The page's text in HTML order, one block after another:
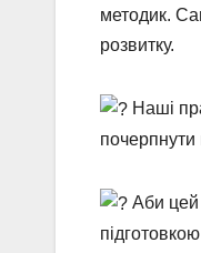
методик.
розвитку.
Наші
почерпнути
Аби цей